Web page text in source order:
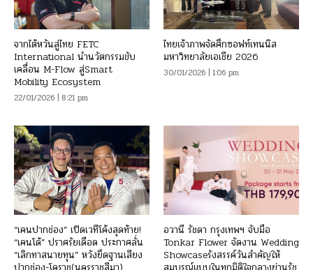
จากไต้หวันสู่ไทย FETC
International นำนวัตกรรมขับ
เคลื่อน M-Flow สู่Smart
Mobility Ecosystem
22/01/2026 | 8:21 pm
ไทยเจ้าภาพจัดศึกซอฟท์เทนนิส
มหาวิทยาลัยเอเชีย 2026
30/01/2026 | 1:06 pm
“เคนปากช่อง” เปิดเวทีโค้งสุดท้าย!
“เคนโด้” ปราศรัยเดือด ประกาศลั่น
“เลิกทาสนายทุน” หวังยึดฐานเสียง
อวานี รัชดา กรุงเทพฯ จับมือ
Tonkar Flower จัดงาน Wedding
Showcaseรังสรรค์วันสำคัญให้